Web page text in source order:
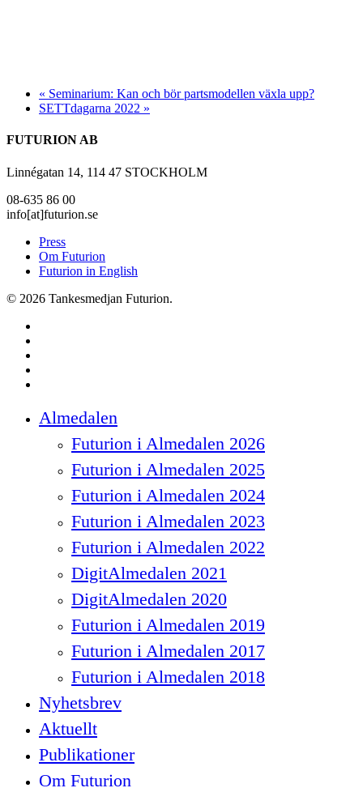
« Seminarium: Kan och bör partsmodellen växla upp?
SETTdagarna 2022 »
FUTURION AB
Linnégatan 14, 114 47 STOCKHOLM
08-635 86 00
info[at]futurion.se
Press
Om Futurion
Futurion in English
© 2026 Tankesmedjan Futurion.
Menu
Almedalen
Futurion i Almedalen 2026
Futurion i Almedalen 2025
Futurion i Almedalen 2024
Futurion i Almedalen 2023
Futurion i Almedalen 2022
DigitAlmedalen 2021
DigitAlmedalen 2020
Futurion i Almedalen 2019
Futurion i Almedalen 2017
Futurion i Almedalen 2018
Nyhetsbrev
Aktuellt
Publikationer
Om Futurion